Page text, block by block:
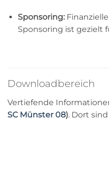
Sponsoring:
Sponsoring ist gezielt
Downloadbereich
Vertiefende
SC Münster 08). Dort